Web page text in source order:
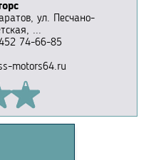
ул. Песчано-
...
74-66-85
motors64.ru